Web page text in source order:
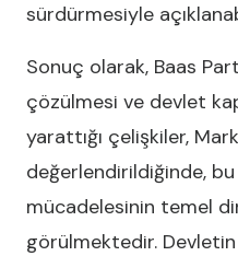
sürdürmesiyle
Sonuç olarak, Baas
çözülmesi ve devlet
yarattığı çelişkiler,
değerlendirildiğinde, bu
mücadelesinin temel
görülmektedir.